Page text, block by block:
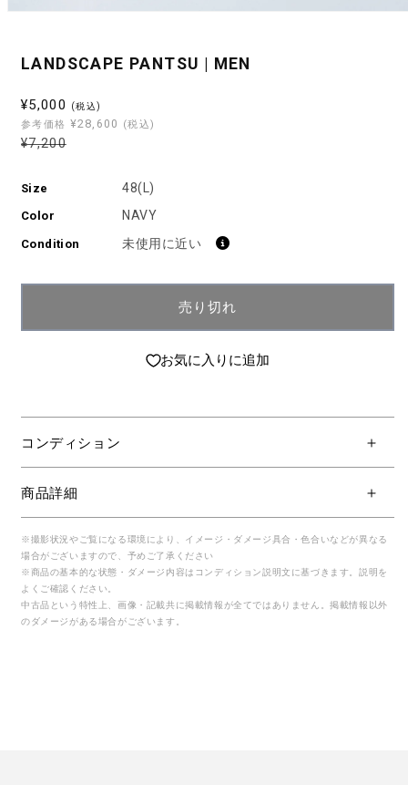
LANDSCAPE PANTSU | MEN
セ
ー
ル
格
¥5,000 (税込)
参考価格 ¥28,600 (税込)
通
価
格
通
価
格
¥7,200
Size 48(L)
Color NAVY
Condition 未使用に近い
売り切れ
お気に入りに追加
コンディション
商品詳細
※撮影状況やご覧になる環境により、イメージ・ダメージ具合・色合いなどが異なる
場合がございますので、予めご了承ください
※商品の基本的な状態・ダメージ内容はコンディション説明文に基づきます。説明を
よくご確認ください。
中古品という特性上、画像・記載共に掲載情報が全てではありません。掲載情報以外
のダメージがある場合がございます。